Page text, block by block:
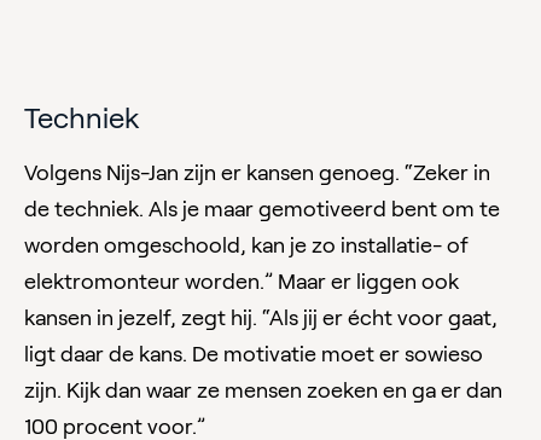
Techniek
Volgens Nijs-Jan zijn er kansen genoeg. “Zeker in
de techniek. Als je maar gemotiveerd bent om te
worden omgeschoold, kan je zo installatie- of
elektromonteur worden.” Maar er liggen ook
kansen in jezelf, zegt hij. “Als jij er écht voor gaat,
ligt daar de kans. De motivatie moet er sowieso
zijn. Kijk dan waar ze mensen zoeken en ga er dan
100 procent voor.”